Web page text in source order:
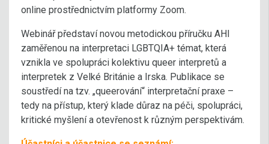
online prostřednictvím platformy Zoom.
Webinář představí novou metodickou příručku AHI
zaměřenou na interpretaci LGBTQIA+ témat, která
vznikla ve spolupráci kolektivu queer interpretů a
interpretek z Velké Británie a Irska. Publikace se
soustředí na tzv. „queerování“ interpretační praxe –
tedy na přístup, který klade důraz na péči, spolupráci,
kritické myšlení a otevřenost k různým perspektivám.